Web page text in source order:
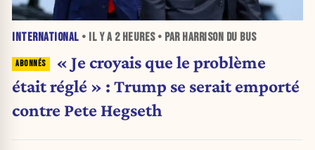
INTERNATIONAL • IL Y A 2 HEURES• PAR HARRISON DU BUS
« Je croyais que le problème
était réglé » : Trump se serait emporté
contre Pete Hegseth